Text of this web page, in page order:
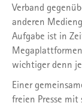
Verband
anderen
Aufgabe ist in
Megaplattformen
wichtiger denn
Einer
freien Presse